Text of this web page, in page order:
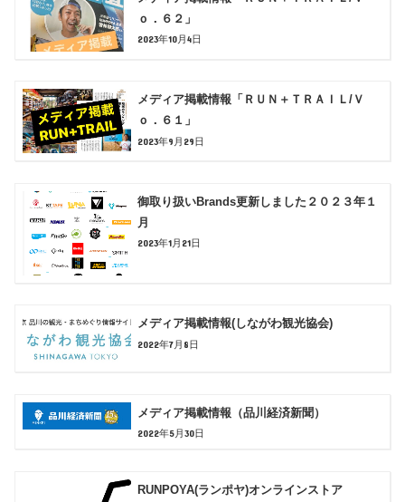
ｏ．６２」
2023年10月4日
メディア掲載情報「ＲＵＮ＋ＴＲＡＩＬ/Ｖ
ｏ．６１」
2023年9月29日
御取り扱いBrands更新しました２０２３年１
月
2023年1月21日
メディア掲載情報(しながわ観光協会)
2022年7月8日
メディア掲載情報（品川経済新聞）
2022年5月30日
RUNPOYA(ランポヤ)オンラインストア